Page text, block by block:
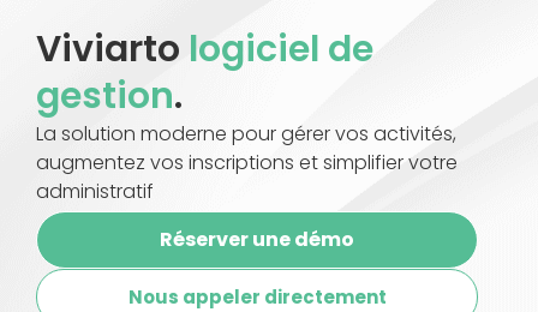
Viviarto logiciel de
gestion.
La solution moderne pour gérer vos activités,
augmentez vos inscriptions et simplifier votre
administratif
Réserver une démo
Nous appeler directement